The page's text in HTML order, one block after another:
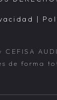
|
de forma